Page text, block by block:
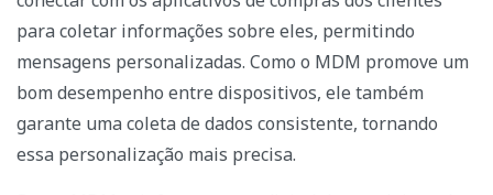
para coletar informações sobre eles, permitindo
mensagens personalizadas. Como o MDM promove um
bom desempenho entre dispositivos, ele também
garante uma coleta de dados consistente, tornando
essa personalização mais precisa.